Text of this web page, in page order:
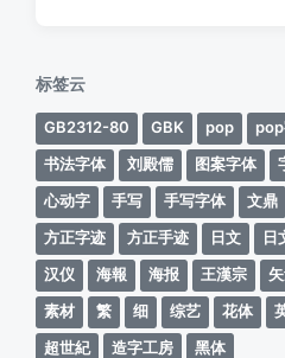
标签云
GB2312-80 GBK pop
书法字体
刘殿儒 图案字体
心动字
手写 手写字体 文鼎
方正字迹
方正手迹 日文 日
汉仪
海報 海报 王漢宗
素材
繁 细 综艺 花体
超世紀
造字工房 黑体